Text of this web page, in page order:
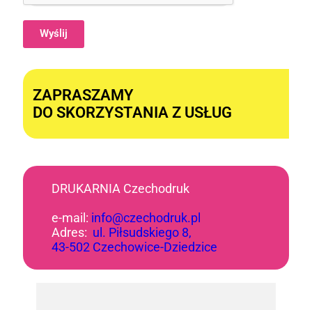
Wyślij
ZAPRASZAMY
DO SKORZYSTANIA Z USŁUG
DRUKARNIA Czechodruk
e-mail: info@czechodruk.pl
Adres: ul. Piłsudskiego 8,
43-502 Czechowice-Dziedzice